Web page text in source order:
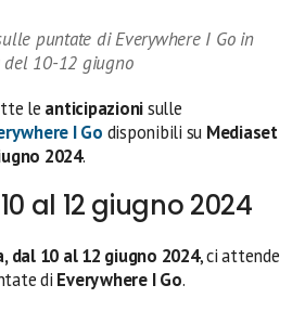
puntate di Everywhere I Go in
del 10-12 giugno
le anticipazionisulle
I Go disponibili su Mediaset
2024.
al 12 giugno 2024
dal 10 al 12 giugno 2024, ci attende
di Everywhere I Go.